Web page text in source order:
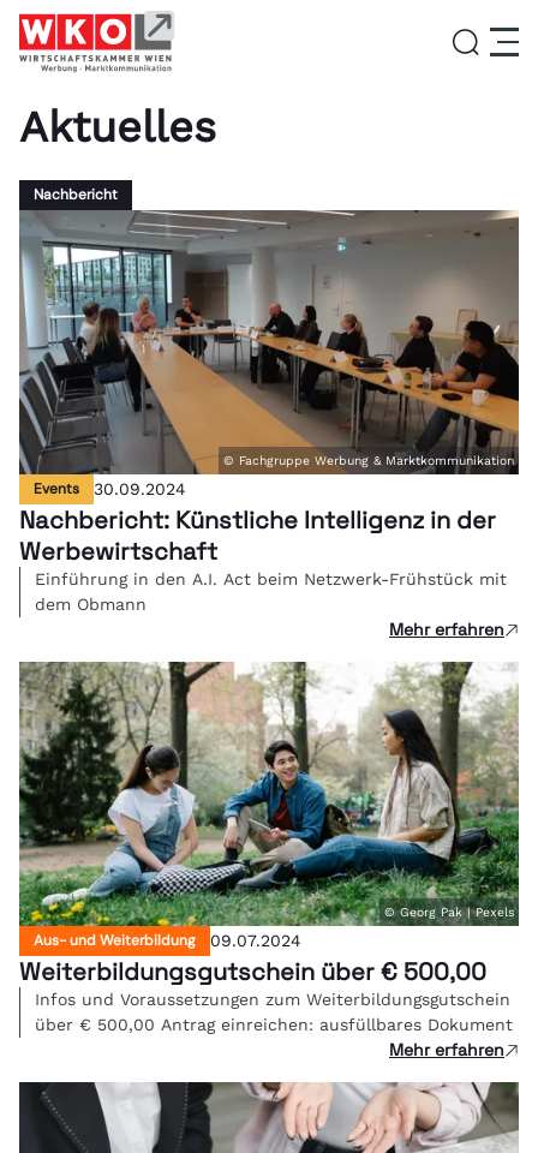
Service
Aktivitäten
Über uns
Lehrlingsinitiative
News
Aktuelles
Nachbericht
© Fachgruppe Werbung & Marktkommunikation
Events 30.09.2024
Nachbericht: Künstliche Intelligenz in der
Werbewirtschaft
Einführung in den A.I. Act beim Netzwerk-Frühstück mit
dem Obmann
Mehr erfahren
© Georg Pak | Pexels
Aus- und Weiterbildung 09.07.2024
Weiterbildungsgutschein über € 500,00
Infos und Voraussetzungen zum Weiterbildungsgutschein
über € 500,00 Antrag einreichen: ausfüllbares Dokument
Mehr erfahren